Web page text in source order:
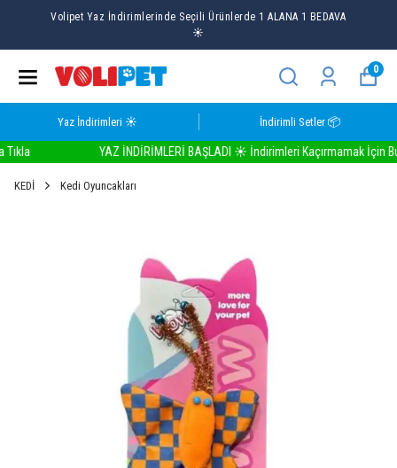
Volipet Yaz İndirimlerinde Seçili Ürünlerde 1 ALANA 1 BEDAVA
☀️
0
Yaz İndirimleri ☀️ İndirimli Setler 📦
YAZ İNDİRİMLERİ BAŞLADI ☀️ İndirimleri Kaçırmamak İçin
KEDİ Kedi Oyuncakları